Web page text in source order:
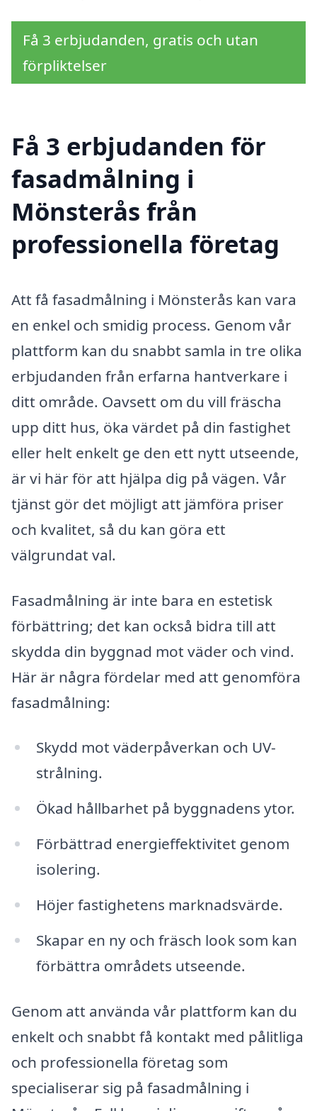
Få 3 erbjudanden, gratis och utan
förpliktelser
Få 3 erbjudanden för
fasadmålning i
Mönsterås från
professionella företag
Att få fasadmålning i Mönsterås kan vara
en enkel och smidig process. Genom vår
plattform kan du snabbt samla in tre olika
erbjudanden från erfarna hantverkare i
ditt område. Oavsett om du vill fräscha
upp ditt hus, öka värdet på din fastighet
eller helt enkelt ge den ett nytt utseende,
är vi här för att hjälpa dig på vägen. Vår
tjänst gör det möjligt att jämföra priser
och kvalitet, så du kan göra ett
välgrundat val.
Fasadmålning är inte bara en estetisk
förbättring; det kan också bidra till att
skydda din byggnad mot väder och vind.
Här är några fördelar med att genomföra
fasadmålning:
Skydd mot väderpåverkan och UV-
strålning.
Ökad hållbarhet på byggnadens ytor.
Förbättrad energieffektivitet genom
isolering.
Höjer fastighetens marknadsvärde.
Skapar en ny och fräsch look som kan
förbättra områdets utseende.
Genom att använda vår plattform kan du
enkelt och snabbt få kontakt med pålitliga
och professionella företag som
specialiserar sig på fasadmålning i